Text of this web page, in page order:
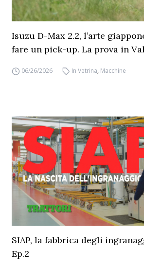
Isuzu D-Max 2.2, l’arte
fare un pick-up. La prova in
06/26/2026 In Vetrina, Macchine
SIAP, la fabbrica degli
Ep.2